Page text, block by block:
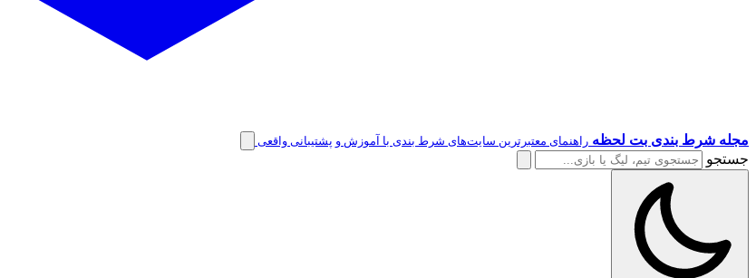
مجله شرط بندی بت لحظه راهنمای معتبرترین سایت‌های شرط بندی با آموزش و پشتیبانی واقعی
جستجو